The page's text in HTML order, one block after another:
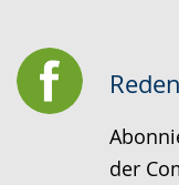
der